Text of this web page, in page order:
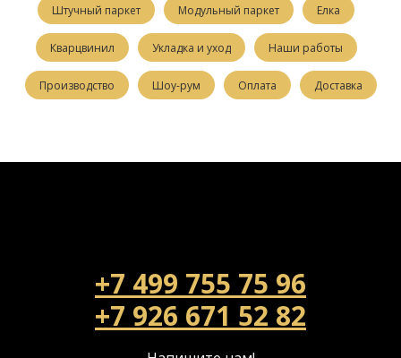
Штучный паркет Модульный паркет Елка
Кварцвинил Укладка и уход Наши работы
Производство Шоу-рум Оплата Доставка
+7 499 755 75 96
+7 926 671 52 82